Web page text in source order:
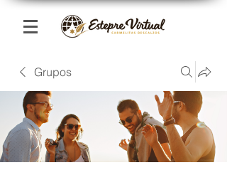
Grupos